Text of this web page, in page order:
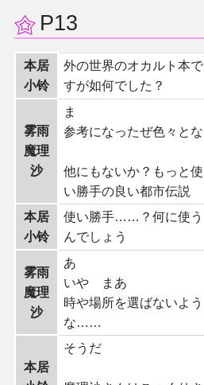
P13
本居
小铃
外の世界のオカルト本で
すが如何でした？
雾雨
魔理
沙
ま
参考になったぜ色々とな
他にもないか？もっと使
い勝手の良い都市伝説
本居
小铃
使い勝手……？何に使う
んでしょう
雾雨
魔理
沙
あ
いや まあ
時や場所を選ばないよう
な……
本居
そうだ